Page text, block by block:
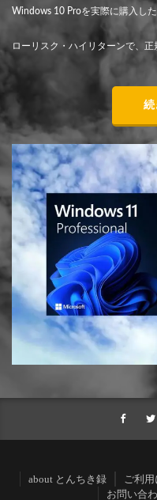
Windows 10 Proを実際に購入し
ローリスク・ハイリターンで、正
続
about とんちき録 ご利
お問い合